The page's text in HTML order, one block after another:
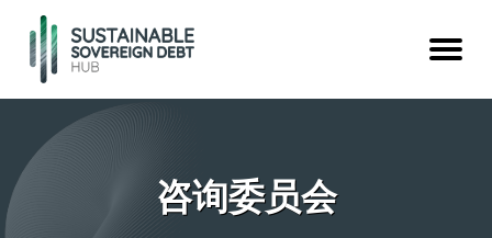
咨询委员会